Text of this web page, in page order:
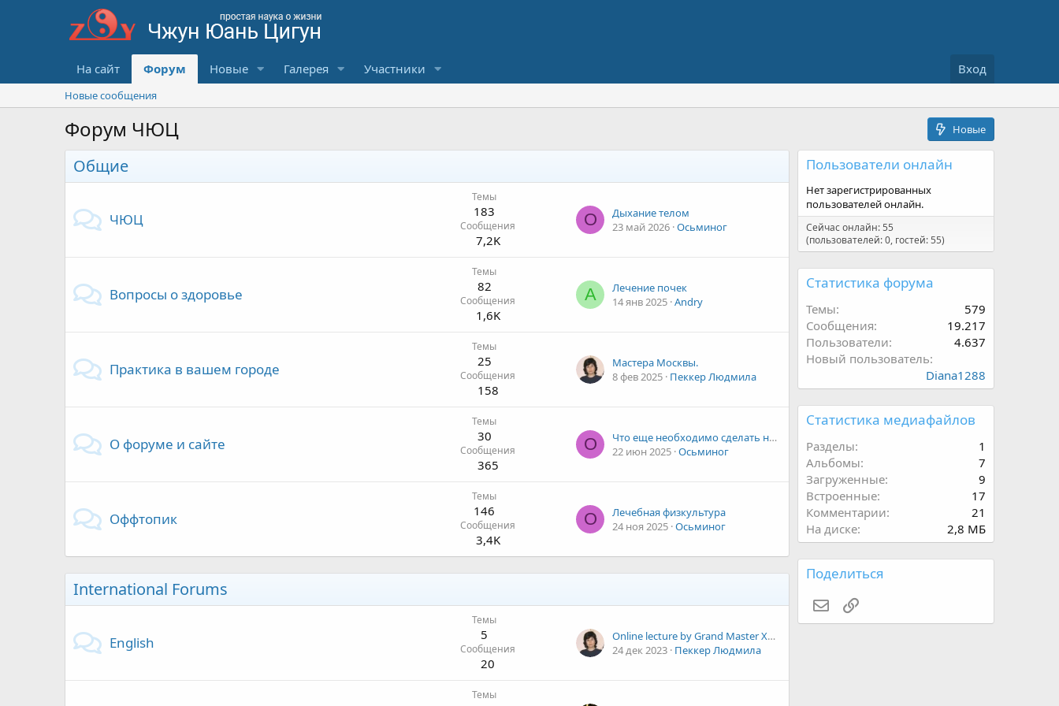
На сайт Форум Новые Галерея Участники Вход
Новые сообщения
Форум ЧЮЦ Новые
Общие
ЧЮЦ
Темы
183
Сообщения
7,2K
О
Дыхание телом
23 май 2026 Осьминог
Вопросы о здоровье
Темы
82
Сообщения
1,6K
A
Лечение почек
14 янв 2025 Andry
Практика в вашем городе
Темы
25
Сообщения
158
Мастера Москвы.
8 фев 2025 Пеккер Людмила
О форуме и сайте
Темы
30
Сообщения
365
О
Что еще необходимо сделать на форуме
22 июн 2025 Осьминог
Оффтопик
Темы
146
Сообщения
3,4K
О
Лечебная физкультура
24 ноя 2025 Осьминог
International Forums
English
Темы
5
Сообщения
20
Online lecture by Grand Master Xu Mingtang for English speakers
24 дек 2023 Пеккер Людмила
Темы
Пользователи онлайн
Нет зарегистрированных
пользователей онлайн.
Сейчас онлайн: 55
(пользователей: 0, гостей: 55)
Статистика форума
Темы
579
Сообщения
19.217
Пользователи
4.637
Новый пользователь
Diana1288
Статистика медиафайлов
Разделы
1
Альбомы
7
Загруженные
9
Встроенные
17
Комментарии
21
На диске
2,8 МБ
Поделиться
E-mail